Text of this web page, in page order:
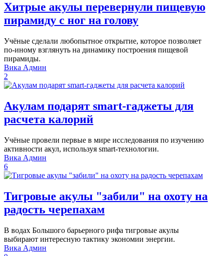
Хитрые акулы перевернули пищевую
пирамиду с ног на голову
Учёные сделали любопытное открытие, которое позволяет
по-иному взглянуть на динамику построения пищевой
пирамиды.
Вика Админ
2
Акулам подарят smart-гаджеты для
расчета калорий
Учёные провели первые в мире исследования по изучению
активности акул, используя smart-технологии.
Вика Админ
6
Тигровые акулы "забили" на охоту на
радость черепахам
В водах Большого барьерного рифа тигровые акулы
выбирают интересную тактику экономии энергии.
Вика Админ